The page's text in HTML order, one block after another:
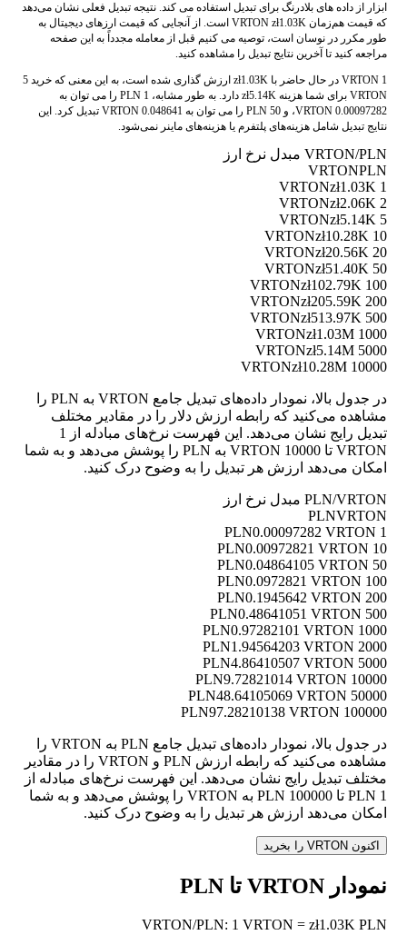
ابزار از داده های بلادرنگ برای تبدیل استفاده می کند. نتیجه تبدیل فعلی نشان می‌دهد
که قیمت هم‌زمان VRTON zł1.03K است. از آنجایی که قیمت ارزهای دیجیتال به
طور مکرر در نوسان است، توصیه می کنیم قبل از معامله مجدداً به این صفحه
مراجعه کنید تا آخرین نتایج تبدیل را مشاهده کنید.
1 VRTON در حال حاضر با zł1.03K ارزش گذاری شده است، به این معنی که خرید 5
VRTON برای شما هزینه zł5.14K دارد. به طور مشابه، 1 PLN را می توان به
0.00097282 VRTON، و 50 PLN را می توان به 0.048641 VRTON تبدیل کرد. این
نتایج تبدیل شامل هزینه‌های پلتفرم یا هزینه‌های ماینر نمی‌شود.
VRTON/PLN مبدل نرخ ارز
VRTONPLN
1 VRTON
zł1.03K
2 VRTON
zł2.06K
5 VRTON
zł5.14K
10 VRTON
zł10.28K
20 VRTON
zł20.56K
50 VRTON
zł51.40K
100 VRTON
zł102.79K
200 VRTON
zł205.59K
500 VRTON
zł513.97K
1000 VRTON
zł1.03M
5000 VRTON
zł5.14M
10000 VRTON
zł10.28M
در جدول بالا، نمودار داده‌های تبدیل جامع VRTON به PLN را
مشاهده می‌کنید که رابطه ارزش دلار را در مقادیر مختلف
تبدیل رایج نشان می‌دهد. این فهرست نرخ‌های مبادله از 1
VRTON تا 10000 VRTON به PLN را پوشش می‌دهد و به شما
امکان می‌دهد ارزش هر تبدیل را به وضوح درک کنید.
PLN/VRTON مبدل نرخ ارز
PLNVRTON
1 PLN
0.00097282 VRTON
10 PLN
0.00972821 VRTON
50 PLN
0.04864105 VRTON
100 PLN
0.0972821 VRTON
200 PLN
0.1945642 VRTON
500 PLN
0.48641051 VRTON
1000 PLN
0.97282101 VRTON
2000 PLN
1.94564203 VRTON
5000 PLN
4.86410507 VRTON
10000 PLN
9.72821014 VRTON
50000 PLN
48.64105069 VRTON
100000 PLN
97.28210138 VRTON
در جدول بالا، نمودار داده‌های تبدیل جامع PLN به VRTON را
مشاهده می‌کنید که رابطه ارزش PLN و VRTON را در مقادیر
مختلف تبدیل رایج نشان می‌دهد. این فهرست نرخ‌های مبادله از
1 PLN تا 100000 PLN به VRTON را پوشش می‌دهد و به شما
امکان می‌دهد ارزش هر تبدیل را به وضوح درک کنید.
اکنون VRTON را بخرید
نمودار VRTON تا PLN
VRTON/PLN: 1 VRTON = zł1.03K PLN